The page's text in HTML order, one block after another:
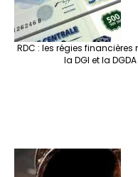
RDC : les régies
la DGI et la